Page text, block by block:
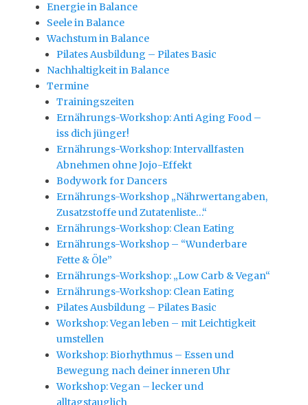
Energie in Balance
Seele in Balance
Wachstum in Balance
Pilates Ausbildung – Pilates Basic
Nachhaltigkeit in Balance
Termine
Trainingszeiten
Ernährungs-Workshop: Anti Aging Food –
iss dich jünger!
Ernährungs-Workshop: Intervallfasten
Abnehmen ohne Jojo-Effekt
Bodywork for Dancers
Ernährungs-Workshop „Nährwertangaben,
Zusatzstoffe und Zutatenliste…“
Ernährungs-Workshop: Clean Eating
Ernährungs-Workshop – “Wunderbare
Fette & Öle”
Ernährungs-Workshop: „Low Carb & Vegan“
Ernährungs-Workshop: Clean Eating
Pilates Ausbildung – Pilates Basic
Workshop: Vegan leben – mit Leichtigkeit
umstellen
Workshop: Biorhythmus – Essen und
Bewegung nach deiner inneren Uhr
Workshop: Vegan – lecker und
alltagstauglich